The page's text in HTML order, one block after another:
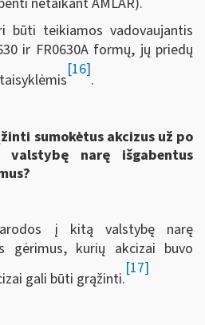
būti teikiamos vadovaujantis
ir FR0630A formų, jų priedų
[16]
.
sumokėtus akcizus už po
narę išgabentus
į kitą valstybę narę
gėrimus, kurių akcizai buvo
gali būti grąžinti.
[17]